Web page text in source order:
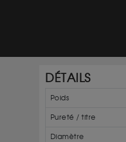
DÉTAILS
Poids
Pureté / titre
Diamètre